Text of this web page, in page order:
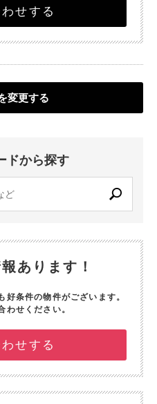
せする
変更する
ドから探す
あります！
条件の物件がございます。
わせください。
せする